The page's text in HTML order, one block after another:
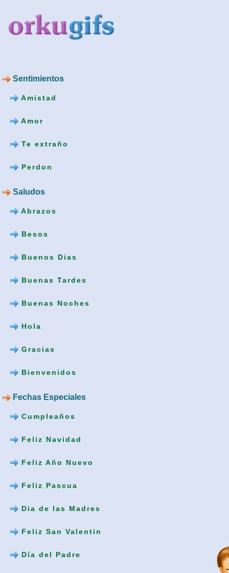
Sentimientos
Amistad
Amor
Te extraño
Perdon
Saludos
Abrazos
Besos
Buenos Dias
Buenas Tardes
Buenas Noches
Hola
Gracias
Bienvenidos
Fechas Especiales
Cumpleaños
Feliz Navidad
Feliz Año Nuevo
Feliz Pascua
Dia de las Madres
Feliz San Valentin
Día del Padre